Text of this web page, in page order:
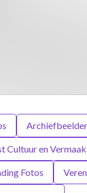
Cultuur en
Fotos